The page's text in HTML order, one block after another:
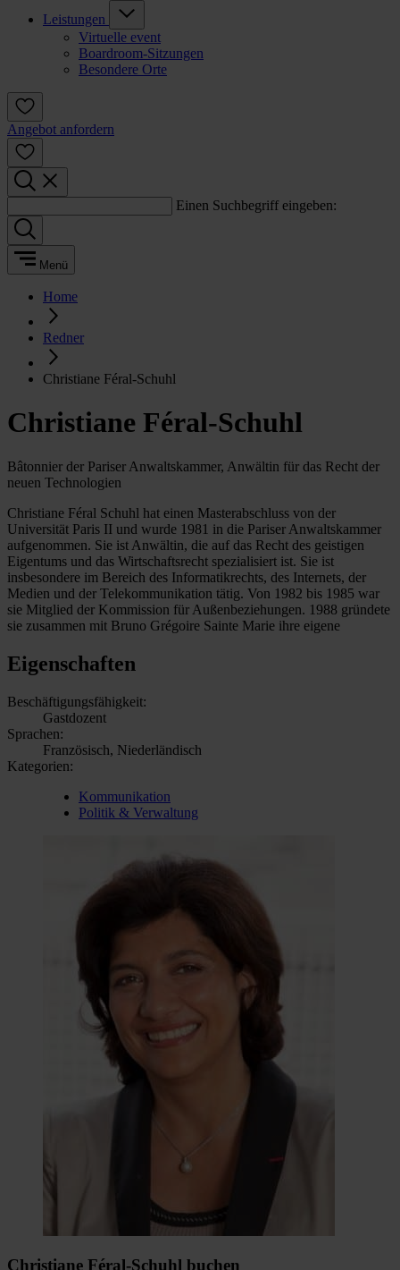
Leistungen
Virtuelle event
Boardroom-Sitzungen
Besondere Orte
Angebot anfordern
Einen Suchbegriff eingeben:
Menü
Home
Redner
Christiane Féral-Schuhl
Christiane Féral-Schuhl
Bâtonnier der Pariser Anwaltskammer, Anwältin für das Recht der
neuen Technologien
Christiane Féral Schuhl hat einen Masterabschluss von der
Universität Paris II und wurde 1981 in die Pariser Anwaltskammer
aufgenommen. Sie ist Anwältin, die auf das Recht des geistigen
Eigentums und das Wirtschaftsrecht spezialisiert ist. Sie ist
insbesondere im Bereich des Informatikrechts, des Internets, der
Medien und der Telekommunikation tätig. Von 1982 bis 1985 war
sie Mitglied der Kommission für Außenbeziehungen. 1988 gründete
sie zusammen mit Bruno Grégoire Sainte Marie ihre eigene
Eigenschaften
Beschäftigungsfähigkeit:
Gastdozent
Sprachen:
Französisch, Niederländisch
Kategorien:
Kommunikation
Politik & Verwaltung
Christiane Féral-Schuhl buchen